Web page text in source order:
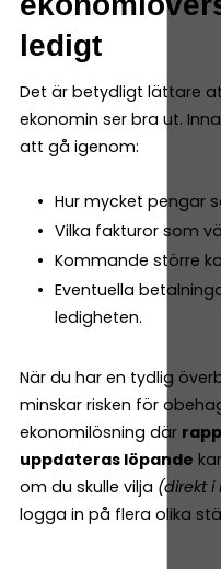
ledigt
Det är betydligt lättare
ekonomin ser bra ut.
att gå igenom:
Hur mycket pengar
Vilka fakturor som
Kommande större
Eventuella
ledigheten.
När du har en tydlig
minskar risken för
ekonomilösning där
uppdateras löpande
om du skulle vilja (direkt i
logga in på flera olika